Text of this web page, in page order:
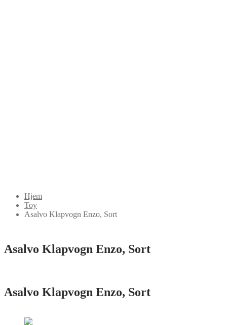
Hjem
Toy
Asalvo Klapvogn Enzo, Sort
Asalvo Klapvogn Enzo, Sort
Asalvo Klapvogn Enzo, Sort